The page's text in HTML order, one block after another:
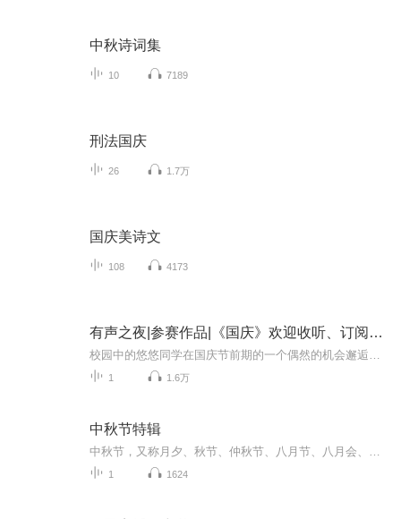
中秋诗词集
10 7189
刑法国庆
26 1.7万
国庆美诗文
108 4173
有声之夜|参赛作品|《国庆》欢迎收听、订阅、互动
1 1.6万
中秋节特辑
1 1624